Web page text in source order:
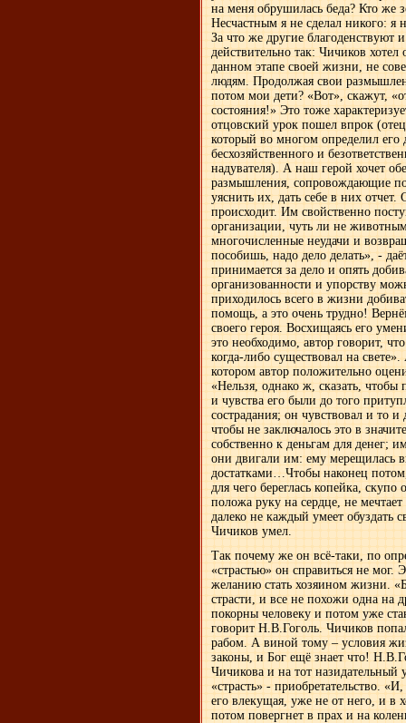
на меня обрушилась беда? Кто же
Несчастным я не сделал никого:
За что же другие благоденствуют
действительно так: Чичиков хотел
данном этапе своей жизни, не
людям. Продолжая свои
потом мои дети? «Вот», скажут,
состояния!» Это тоже
отцовский урок пошел впрок
который во многом определил его
бесхозяйственного и
надувателя). А наш герой хочет
размышления, сопровождающие
уяснить их, дать себе в них
происходит. Им свойственно
организации, чуть ли не
многочисленные неудачи и
пособишь, надо дело делать», -
принимается за дело и опять
организованности и упорству
приходилось всего в жизни
помощь, а это очень трудно!
своего героя. Восхищаясь его
это необходимо, автор говорит,
когда-либо существовал на
котором автор положительно
«Нельзя, однако ж, сказать, чтобы
и чувства его были до того
сострадания; он чувствовал и то
чтобы не заключалось это в
собственно к деньгам для денег;
они двигали им: ему мерещилась
достатками…Чтобы наконец
для чего береглась копейка,
положа руку на сердце, не
далеко не каждый умеет обуздать
Чичиков умел.
Так почему же он всё-таки, по
«страстью» он справиться не мог.
желанию стать хозяином жизни.
страсти, и все не похожи одна на
покорны человеку и потом уже
говорит Н.В.Гоголь. Чичиков
рабом. А виной тому – условия
законы, и Бог ещё знает что!
Чичикова и на тот назидательный
«страсть» - приобретательство.
его влекущая, уже не от него, и в
потом повергнет в прах и на